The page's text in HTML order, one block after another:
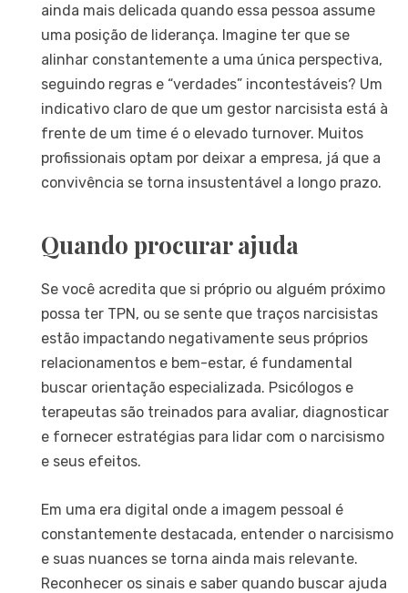
ainda mais delicada quando essa pessoa assume
uma posição de liderança. Imagine ter que se
alinhar constantemente a uma única perspectiva,
seguindo regras e “verdades” incontestáveis? Um
indicativo claro de que um gestor narcisista está à
frente de um time é o elevado turnover. Muitos
profissionais optam por deixar a empresa, já que a
convivência se torna insustentável a longo prazo.
Quando procurar ajuda
Se você acredita que si próprio ou alguém próximo
possa ter TPN, ou se sente que traços narcisistas
estão impactando negativamente seus próprios
relacionamentos e bem-estar, é fundamental
buscar orientação especializada. Psicólogos e
terapeutas são treinados para avaliar, diagnosticar
e fornecer estratégias para lidar com o narcisismo
e seus efeitos.
Em uma era digital onde a imagem pessoal é
constantemente destacada, entender o narcisismo
e suas nuances se torna ainda mais relevante.
Reconhecer os sinais e saber quando buscar ajuda